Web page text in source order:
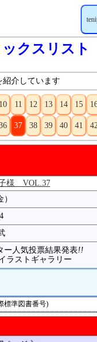
クスリスト
紹介しています
10 11 12 13 14 15
37 38 39 40 41
ー人気投票結果発表!!
ラストギャラリー
標準図書番号)